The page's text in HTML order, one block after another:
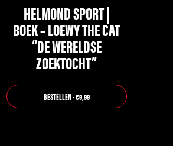
HELMOND SPORT |
BOEK – LOEWY THE CAT
“DE WERELDSE
ZOEKTOCHT”
BESTELLEN - €9,99